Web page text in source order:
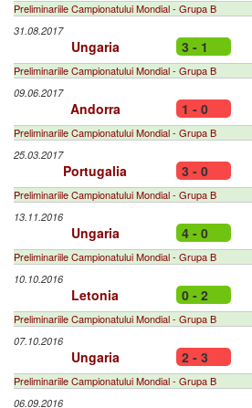
Preliminariile Campionatului Mondial - Grupa B
31.08.2017
Ungaria 3 - 1
Preliminariile Campionatului Mondial - Grupa B
09.06.2017
Andorra 1 - 0
Preliminariile Campionatului Mondial - Grupa B
25.03.2017
Portugalia 3 - 0
Preliminariile Campionatului Mondial - Grupa B
13.11.2016
Ungaria 4 - 0
Preliminariile Campionatului Mondial - Grupa B
10.10.2016
Letonia 0 - 2
Preliminariile Campionatului Mondial - Grupa B
07.10.2016
Ungaria 2 - 3
Preliminariile Campionatului Mondial - Grupa B
06.09.2016